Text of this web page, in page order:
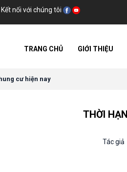
Kết nối với chúng tôi
TRANG CHỦ GIỚI THIỆU
cư hiện nay
THỜI
Tác giả